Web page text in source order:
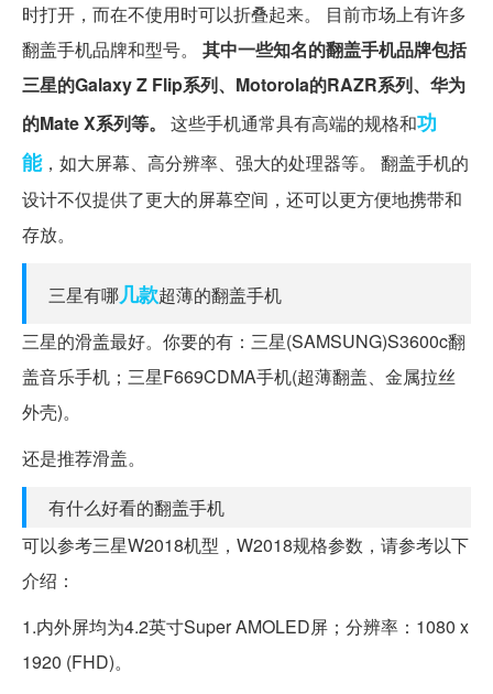
时打开，而在不使用时可以折叠起来。 目前市场上有许多
翻盖手机品牌和型号。 其中一些知名的翻盖手机品牌包括
三星的Galaxy Z Flip系列、Motorola的RAZR系列、华为
的Mate X系列等。
这些手机通常具有高端的规格和功
能，如大屏幕、高分辨率、强大的处理器等。 翻盖手机的
设计不仅提供了更大的屏幕空间，还可以更方便地携带和
存放。
三星有哪几款超薄的翻盖手机
三星的滑盖最好。你要的有：三星(SAMSUNG)S3600c翻
盖音乐手机；三星F669CDMA手机(超薄翻盖、金属拉丝
外壳)。
还是推荐滑盖。
有什么好看的翻盖手机
可以参考三星W2018机型，W2018规格参数，请参考以下
介绍：
1.内外屏均为4.2英寸Super AMOLED屏；分辨率：1080 x
1920 (FHD)。